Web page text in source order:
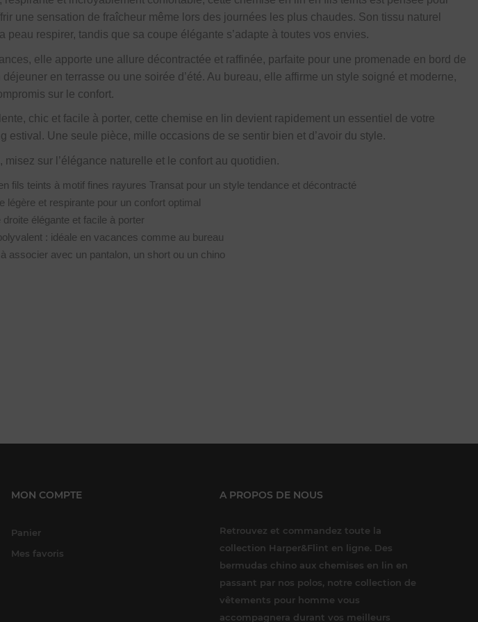
une sensation de fraîcheur même lors des journées les plus chaudes. Son tissu naturel
peau respirer, tandis que sa coupe élégante s’adapte à toutes vos envies.
elle apporte une allure décontractée et raffinée, parfaite pour une promenade en bord de
déjeuner en terrasse ou une soirée d’été. Au bureau, elle affirme un style soigné et moderne,
sur le confort.
chic et facile à porter, cette chemise en lin devient rapidement un essentiel de votre
estival. Une seule pièce, mille occasions de se sentir bien et d’avoir du style.
misez sur l’élégance naturelle et le confort au quotidien.
fils teints à motif fines rayures Transat pour un style tendance et décontracté
légère et respirante pour un confort optimal
droite élégante et facile à porter
: idéale en vacances comme au bureau
à associer avec un pantalon, un short ou un chino
MON COMPTE
Panier
Mes favoris
A PROPOS DE NOUS
Retrouvez et commandez toute la
collection Harper&Flint en ligne. Des
bermudas chino aux chemises en lin en
passant par nos polos, notre collection de
vêtements pour homme vous
accompagnera durant vos meilleurs